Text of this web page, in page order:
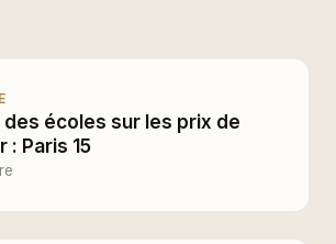
écoles sur les prix de
: Paris 15